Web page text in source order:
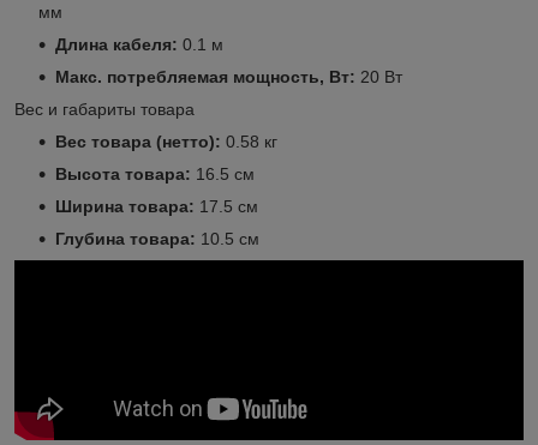
мм
Длина кабеля: 0.1 м
Макс. потребляемая мощность, Вт: 20 Вт
Вес и габариты товара
Вес товара (нетто): 0.58 кг
Высота товара: 16.5 см
Ширина товара: 17.5 см
Глубина товара: 10.5 см